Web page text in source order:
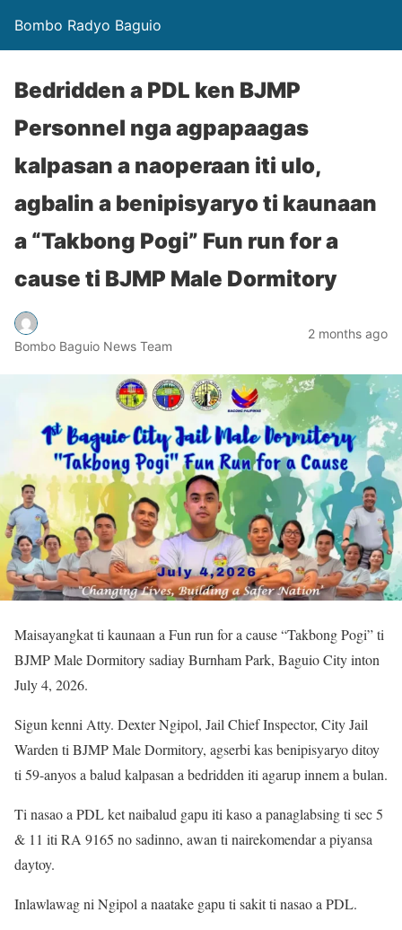
Bombo Radyo Baguio
Bedridden a PDL ken BJMP
Personnel nga agpapaagas
kalpasan a naoperaan iti ulo,
agbalin a benipisyaryo ti kaunaan
a “Takbong Pogi” Fun run for a
cause ti BJMP Male Dormitory
Bombo Baguio News Team
2 months ago
Maisayangkat ti kaunaan a Fun run for a cause “Takbong Pogi” ti
BJMP Male Dormitory sadiay Burnham Park, Baguio City inton
July 4, 2026.
Sigun kenni Atty. Dexter Ngipol, Jail Chief Inspector, City Jail
Warden ti BJMP Male Dormitory, agserbi kas benipisyaryo ditoy
ti 59-anyos a balud kalpasan a bedridden iti agarup innem a bulan.
Ti nasao a PDL ket naibalud gapu iti kaso a panaglabsing ti sec 5
& 11 iti RA 9165 no sadinno, awan ti nairekomendar a piyansa
daytoy.
Inlawlawag ni Ngipol a naatake gapu ti sakit ti nasao a PDL.